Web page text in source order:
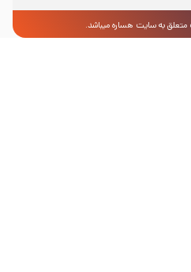
به سایت هساره میباشد.